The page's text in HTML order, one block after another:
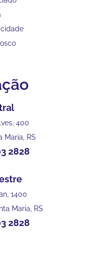
400
Maria, RS
2828
1400
Maria, RS
2828